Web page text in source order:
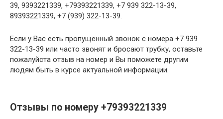
39, 9393221339, +79393221339, +7 939 322-13-39,
89393221339, +7 (939) 322-13-39.
Если у Вас есть пропущенный звонок с номера +7 939
322-13-39 или часто звонят и бросают трубку, оставьте
пожалуйста отзыв на номер и Вы поможете другим
людям быть в курсе актуальной информации.
Отзывы по номеру +79393221339